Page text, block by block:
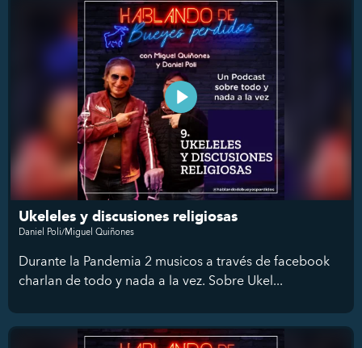
Ukeleles y discusiones religiosas
Daniel Poli/Miguel Quiñones
Durante la Pandemia 2 musicos a través de facebook
charlan de todo y nada a la vez. Sobre Ukel...